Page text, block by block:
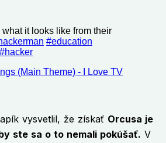
vysvetlil, že získať Orcusa je
ste sa o to nemali pokúšať. V